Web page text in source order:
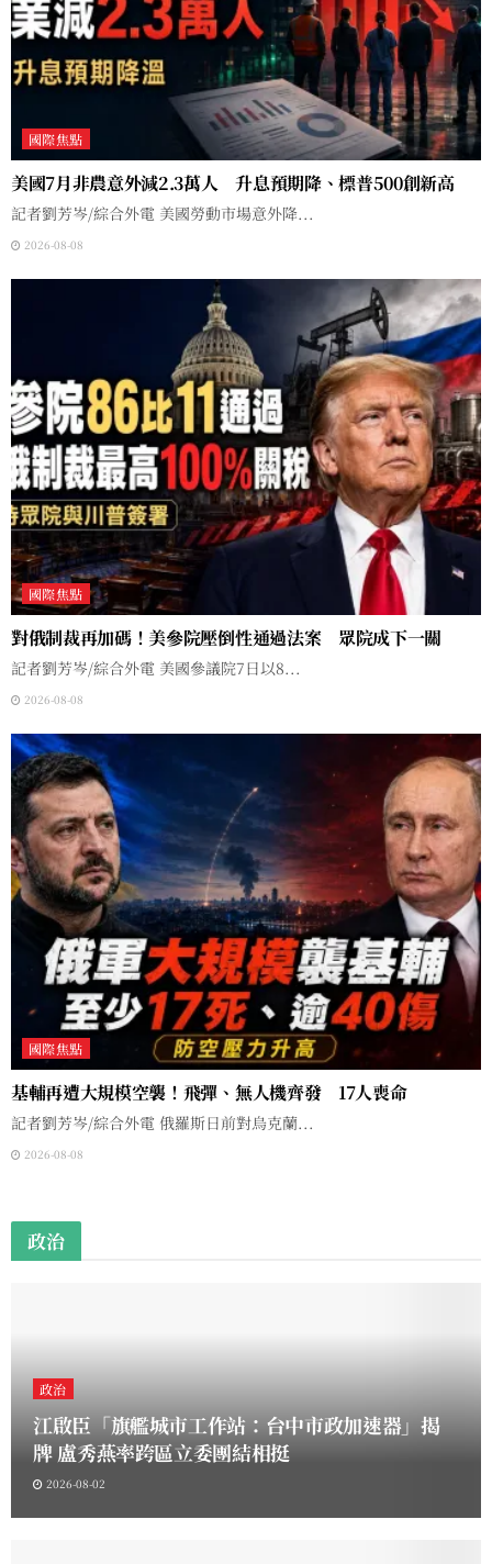
國際焦點
美國7月非農意外減2.3萬人 升息預期降、標普500創新高
記者劉芳岑/綜合外電 美國勞動市場意外降...
2026-08-08
國際焦點
對俄制裁再加碼！美參院壓倒性通過法案 眾院成下一關
記者劉芳岑/綜合外電 美國參議院7日以8...
2026-08-08
國際焦點
基輔再遭大規模空襲！飛彈、無人機齊發 17人喪命
記者劉芳岑/綜合外電 俄羅斯日前對烏克蘭...
2026-08-08
政治
政治
江啟臣「旗艦城市工作站：台中市政加速器」揭
牌 盧秀燕率跨區立委團結相挺
2026-08-02